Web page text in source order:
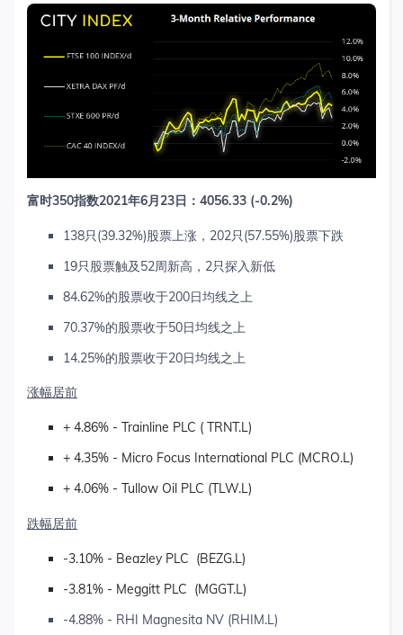
富时350指数2021年6月23日： 4056.33 (-0.2%)
138只(39.32%)股票上涨，202只(57.55%)股票下跌
19只股票触及52周新高，2只探入新低
84.62%的股票收于200日均线之上
70.37%的股票收于50日均线之上
14.25%的股票收于20日均线之上
涨幅居前
+ 4.86% - Trainline PLC ( TRNT.L)
+ 4.35% - Micro Focus International PLC (MCRO.L)
+ 4.06% - Tullow Oil PLC (TLW.L)
跌幅居前
-3.10% - Beazley PLC (BEZG.L)
-3.81% - Meggitt PLC (MGGT.L)
-4.88% - RHI Magnesita NV (RHIM.L)